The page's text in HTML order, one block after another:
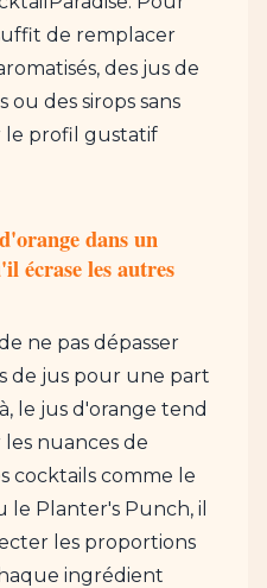
de remplacer
des jus de
des sirops sans
le profil gustatif
dans un
écrase les autres
ne pas dépasser
de jus pour une part
le jus d'orange tend
nuances de
cocktails comme le
le Planter's Punch, il
les proportions
ingrédient